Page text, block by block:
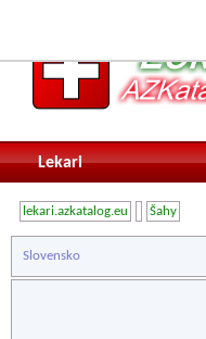
Lekari
lekari.azkatalog.eu Šahy
Slovensko